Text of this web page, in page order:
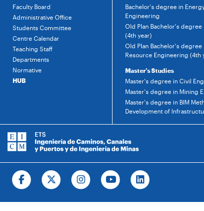
Faculty Board
Administrative Office
Students Committee
Centre Calendar
Teaching Staff
Departments
Normative
HUB
Bachelor's degree in
Engineering
Old Plan Bachelor's
(4th year)
Old Plan Bachelor's degree
Resource Engineering (4th
Master's Studies
Master's degree in Civil
Master's degree in Mining
Master's degree in BIM
Development of